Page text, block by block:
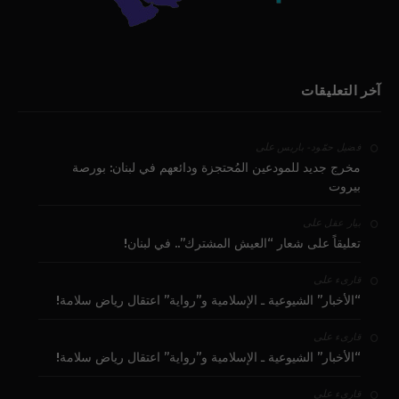
آخر التعليقات
فضيل حمّود - باريس على
مخرج جديد للمودعين المُحتجزة ودائعهم في لبنان: بورصة
بيروت
بيار عقل على
تعليقاً على شعار “العيش المشترك”.. في لبنان!
قارىء على
“الأخبار” الشيوعية ـ الإسلامية و”رواية” اعتقال رياض سلامة!
قارىء على
“الأخبار” الشيوعية ـ الإسلامية و”رواية” اعتقال رياض سلامة!
قارىء على